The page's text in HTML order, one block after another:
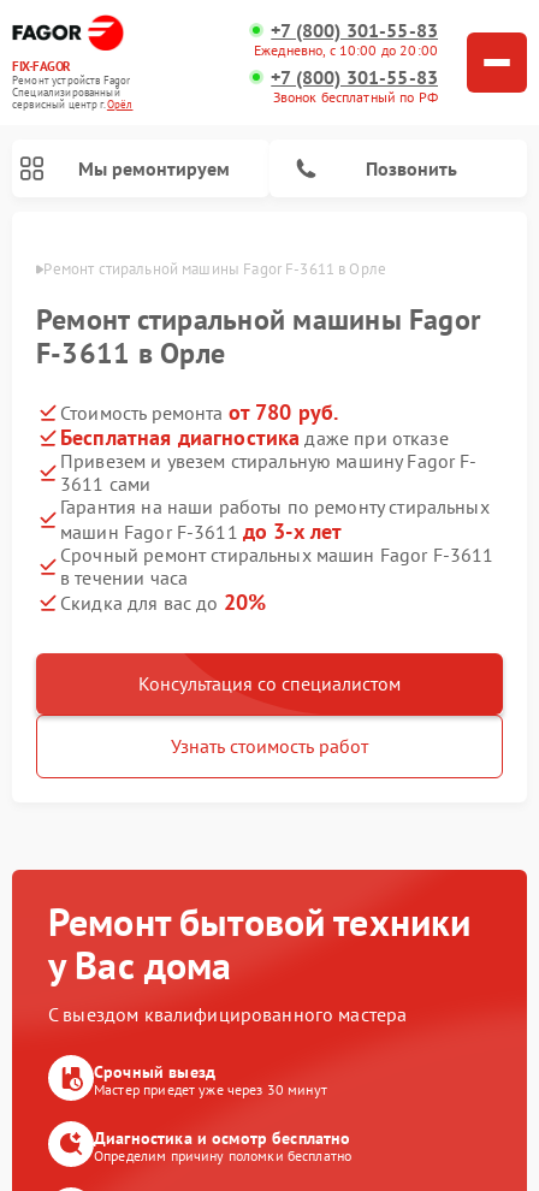
FIX-FAGOR
Ремонт устройств Fagor
Специализированный
cервисный центр г.Орёл
+7 (800) 301-55-83
Ежедневно, с 10:00 до 20:00
+7 (800) 301-55-83
Звонок бесплатный по РФ
Мы ремонтируем Позвонить
Ремонт стиральной машины Fagor F-3611 в Орле
Ремонт стиральной машины Fagor
F-3611 в Орле
Стоимость ремонта от 780 руб.
Бесплатная диагностика даже при отказе
Привезем и увезем стиральную машину Fagor F-
3611 сами
Гарантия на наши работы по ремонту стиральных
машин Fagor F-3611 до 3-х лет
Срочный ремонт стиральных машин Fagor F-3611
в течении часа
Скидка для вас до 20%
Консультация со специалистом
Узнать стоимость работ
Ремонт бытовой техники
у Вас дома
С выездом квалифицированного мастера
Срочный выезд
Мастер приедет уже через 30 минут
Диагностика и осмотр бесплатно
Определим причину поломки бесплатно